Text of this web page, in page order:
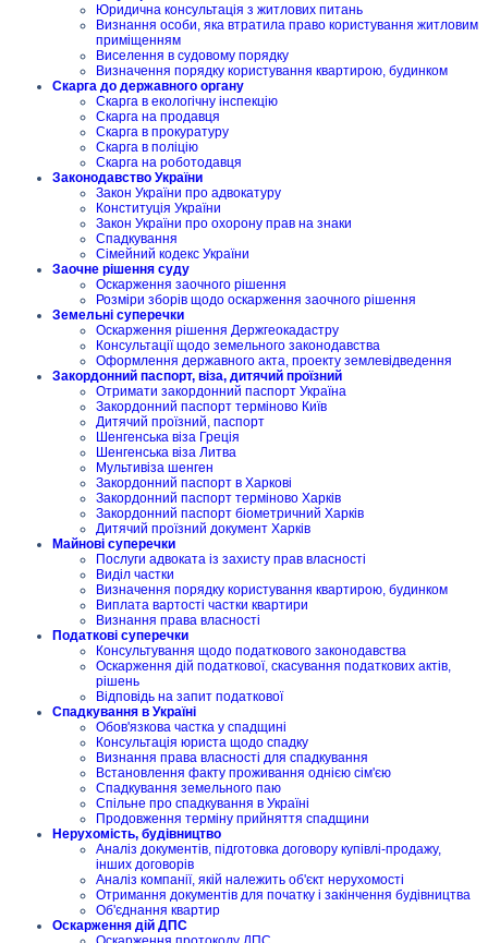
Юридична консультація з житлових питань
Визнання особи, яка втратила право користування житловим
приміщенням
Виселення в судовому порядку
Визначення порядку користування квартирою, будинком
Скарга до державного органу
Скарга в екологічну інспекцію
Скарга на продавця
Скарга в прокуратуру
Скарга в поліцію
Скарга на роботодавця
Законодавство України
Закон України про адвокатуру
Конституція України
Закон України про охорону прав на знаки
Спадкування
Сімейний кодекс України
Заочне рішення суду
Оскарження заочного рішення
Розміри зборів щодо оскарження заочного рішення
Земельні суперечки
Оскарження рішення Держгеокадастру
Консультації щодо земельного законодавства
Оформлення державного акта, проекту землевідведення
Закордонний паспорт, віза, дитячий проїзний
Отримати закордонний паспорт Україна
Закордонний паспорт терміново Київ
Дитячий проїзний, паспорт
Шенгенська віза Греція
Шенгенська віза Литва
Мультивіза шенген
Закордонний паспорт в Харкові
Закордонний паспорт терміново Харків
Закордонний паспорт біометричний Харків
Дитячий проїзний документ Харків
Майнові суперечки
Послуги адвоката із захисту прав власності
Виділ частки
Визначення порядку користування квартирою, будинком
Виплата вартості частки квартири
Визнання права власності
Податкові суперечки
Консультування щодо податкового законодавства
Оскарження дій податкової, скасування податкових актів,
рішень
Відповідь на запит податкової
Спадкування в Україні
Обов'язкова частка у спадщині
Консультація юриста щодо спадку
Визнання права власності для спадкування
Встановлення факту проживання однією сім'єю
Спадкування земельного паю
Спільне про спадкування в Україні
Продовження терміну прийняття спадщини
Нерухомість, будівництво
Аналіз документів, підготовка договору купівлі-продажу,
інших договорів
Аналіз компанії, якій належить об'єкт нерухомості
Отримання документів для початку і закінчення будівництва
Об'єднання квартир
Оскарження дій ДПС